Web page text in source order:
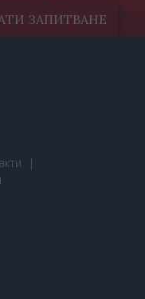
ЗАПИТВАНЕ